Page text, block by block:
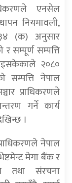
एनसेल
नियमावली,
(क) अनुसार
सम्पूर्ण सम्पत्ति
२०८०
नेपाल
प्राधिकरणले
गर्ने कार्य
।
नेपाल
मेगा बैंक र
तथा संरचना